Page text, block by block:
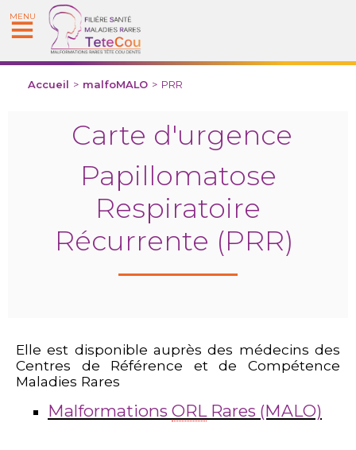
MENU
Accueil > malfoMALO > PRR
Carte d'urgence
Papillomatose
Respiratoire
Récurrente (PRR)
Elle est disponible auprès des médecins des
Centres de Référence et de Compétence
Maladies Rares
Malformations ORL Rares (MALO)